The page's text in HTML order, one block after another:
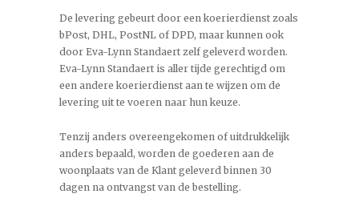
De levering gebeurt door een koerierdienst zoals
bPost, DHL, PostNL of DPD, maar kunnen ook
door Eva-Lynn Standaert zelf geleverd worden.
Eva-Lynn Standaert is aller tijde gerechtigd om
een andere koerierdienst aan te wijzen om de
levering uit te voeren naar hun keuze.
Tenzij anders overeengekomen of uitdrukkelijk
anders bepaald, worden de goederen aan de
woonplaats van de Klant geleverd binnen 30
dagen na ontvangst van de bestelling.